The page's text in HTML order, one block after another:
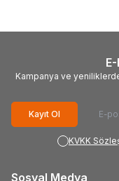
Kampanya ve
Kayıt Ol
KVKK
Sosyal Medya